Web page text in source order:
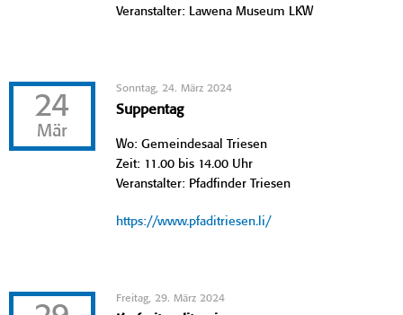
Veranstalter: Lawena Museum LKW
24
Mär
Sonntag, 24. März 2024
Suppentag
Wo: Gemeindesaal Triesen
Zeit: 11.00 bis 14.00 Uhr
Veranstalter: Pfadfinder Triesen
https://www.pfaditriesen.li/
Freitag, 29. März 2024